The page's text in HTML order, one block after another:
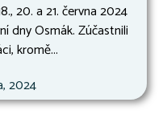
20. a 21. června 2024
dny Osmák. Zúčastnili
kromě...
2024